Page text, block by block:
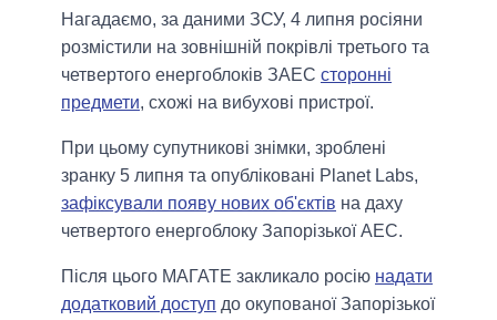
Нагадаємо, за даними ЗСУ, 4 липня росіяни
розмістили на зовнішній покрівлі третього та
четвертого енергоблоків ЗАЕС сторонні
предмети, схожі на вибухові пристрої.
При цьому супутникові знімки, зроблені
зранку 5 липня та опубліковані Planet Labs,
зафіксували появу нових об'єктів на даху
четвертого енергоблоку Запорізької АЕС.
Після цього МАГАТЕ закликало росію надати
додатковий доступ до окупованої Запорізької